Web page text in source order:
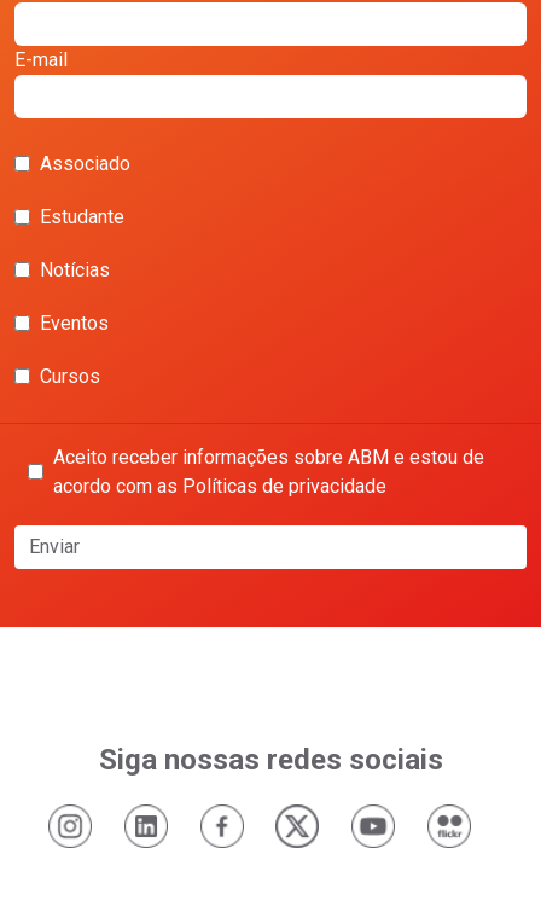
E-mail
Associado
Estudante
Notícias
Eventos
Cursos
Aceito receber informações sobre ABM e estou de
acordo com as Políticas de privacidade
Enviar
Siga nossas redes sociais